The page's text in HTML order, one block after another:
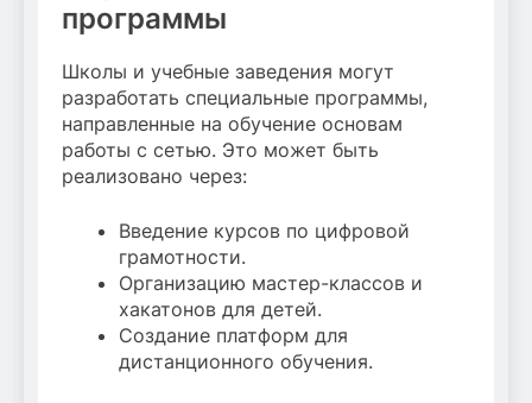
программы
Школы и учебные заведения могут
разработать специальные программы,
направленные на обучение основам
работы с сетью. Это может быть
реализовано через:
Введение курсов по цифровой
грамотности.
Организацию мастер-классов и
хакатонов для детей.
Создание платформ для
дистанционного обучения.